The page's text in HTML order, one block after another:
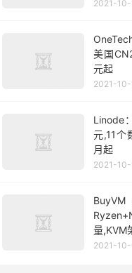
2021-10-
美国
元起
2021-
Linode
元,11个
月起
2021-10-
量,KVM
迈阿密
2021-